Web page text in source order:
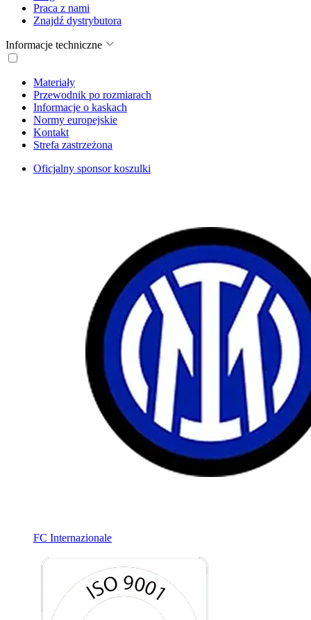
Praca z nami
Znajdź dystrybutora
Informacje techniczne
Materiały
Przewodnik po rozmiarach
Informacje o kaskach
Normy europejskie
Kontakt
Strefa zastrzeżona
Oficjalny sponsor koszulki
FC Internazionale